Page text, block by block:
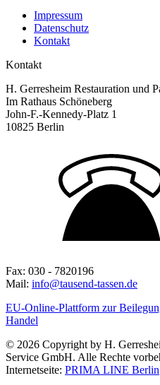
Impressum
Datenschutz
Kontakt
Kontakt
H. Gerresheim Restauration und
Im Rathaus Schöneberg
John-F.-Kennedy-Platz 1
10825 Berlin
Fax: 030 - 7820196
Mail: info@tausend-tassen.de
EU-Online-Plattform zur
Handel
© 2026 Copyright by H.
Service GmbH. Alle Rechte
Internetseite: PRIMA LINE Berlin